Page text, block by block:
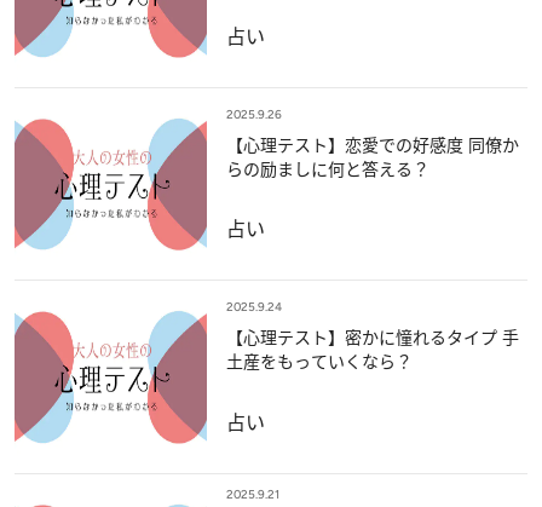
占い
2025.9.26
【心理テスト】恋愛での好感度 同僚か
らの励ましに何と答える？
占い
2025.9.24
【心理テスト】密かに憧れるタイプ 手
土産をもっていくなら？
占い
2025.9.21